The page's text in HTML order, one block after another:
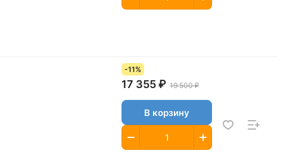
-11%
17 355 ₽ 19 500 ₽
В корзину